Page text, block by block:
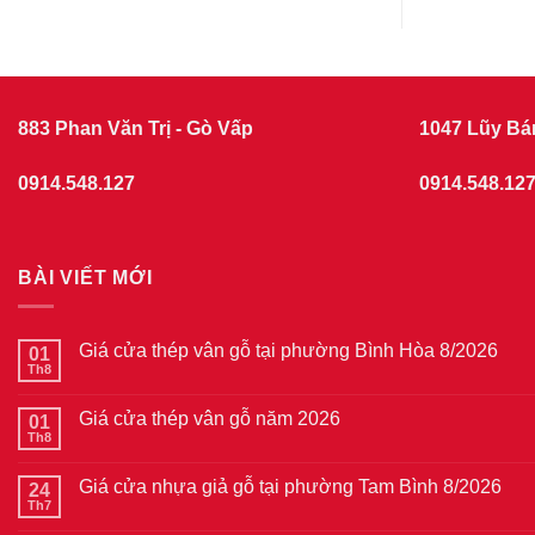
883 Phan Văn Trị - Gò Vấp
0914.548.127
1047 Lũy
0914.548.127
BÀI VIẾT MỚI
01
Th8
Giá cửa thép vân gỗ tại phường Bình Hòa 8/2026
luận
thép
vân
01
Th8
Giá cửa thép vân gỗ năm 2026
luận
24
Th7
Giá cửa nhựa giả gỗ tại phường Tam Bình 8/2026